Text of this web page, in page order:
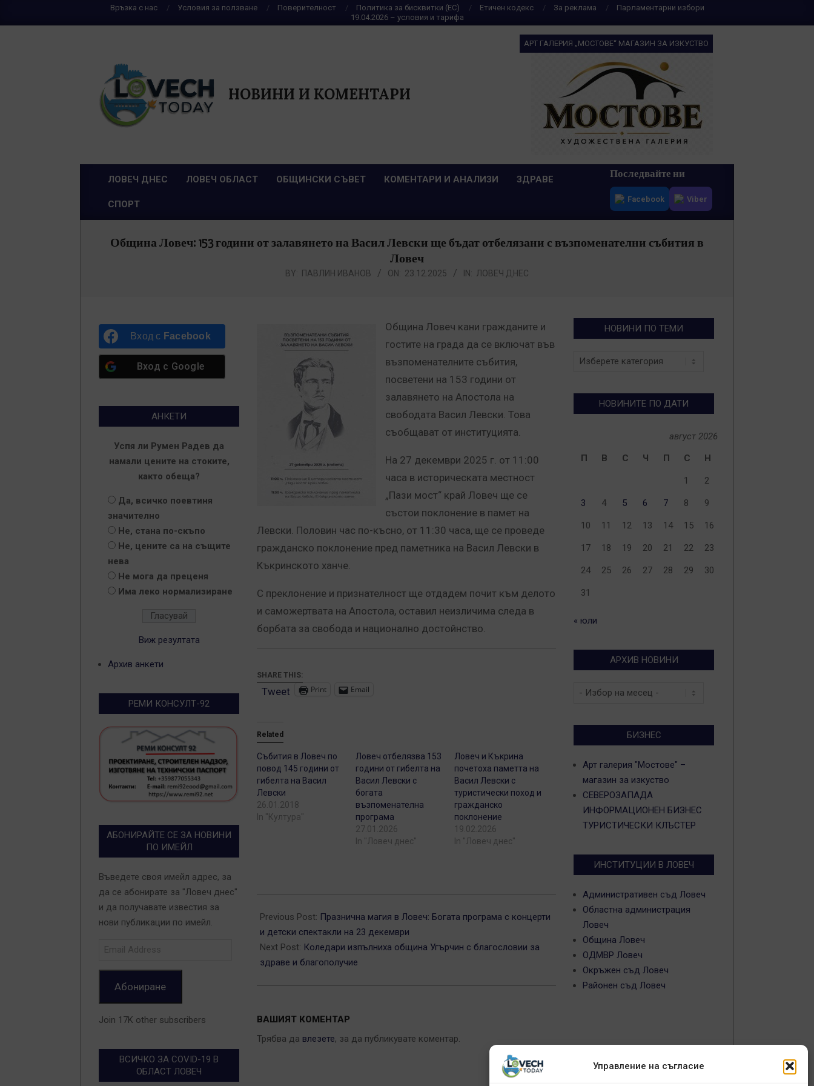
Управление на съгласие
Връзка с нас Условия за ползване Поверителност Политика за бисквитки (ЕС) Етичен кодекс За реклама
Парламентарни избори
19.04.2026 – условия и тарифа
НОВИНИ И КОМЕНТАРИ
АРТ ГАЛЕРИЯ „МОСТОВЕ“ МАГАЗИН ЗА ИЗКУСТВО
Primary
ЛОВЕЧ ДНЕС ЛОВЕЧ ОБЛАСТ ОБЩИНСКИ СЪВЕТ КОМЕНТАРИ И АНАЛИЗИ ЗДРАВЕ
СПОРТ
Последвайте ни
Facebook Viber
Община Ловеч: 153 години от залавянето на Васил Левски ще бъдат отбелязани с възпоменателни събития в
Ловеч
BY: ПАВЛИН ИВАНОВ ON: 23.12.2025 IN: ЛОВЕЧ ДНЕС
Община Ловеч кани гражданите и
гостите на града да се включат във
възпоменателните събития,
посветени на 153 години от
залавянето на Апостола на
свободата Васил Левски. Това
съобщават от институцията.
На 27 декември 2025 г. от 11:00
часа в историческата местност
„Пази мост“ край Ловеч ще се
състои поклонение в памет на
Левски. Половин час по-късно, от 11:30 часа, ще се проведе
гражданско поклонение пред паметника на Васил Левски в
Къкринското ханче.
С преклонение и признателност ще отдадем почит към делото
и саможертвата на Апостола, оставил неизличима следа в
борбата за свобода и национално достойнство.
SHARE THIS:
Tweet Print Email
Related
Събития в Ловеч по
повод 145 години от
гибелта на Васил
Левски
26.01.2018
In "Култура"
Ловеч отбелязва 153
години от гибелта на
Васил Левски с
богата
възпоменателна
програма
27.01.2026
In "Ловеч днес"
Ловеч и Къкрина
почетоха паметта на
Васил Левски с
туристически поход и
гражданско
поклонение
19.02.2026
In "Ловеч днес"
12-
23
Previous Post: Празнична магия в Ловеч: Богата програма с концерти
и детски спектакли на 23 декември
Next Post: Коледари изпълниха община Угърчин с благословии за
здраве и благополучие
ВАШИЯТ КОМЕНТАР
Трябва да влезете, за да публикувате коментар.
Вход с Facebook
Вход с Google
АНКЕТИ
Успя ли Румен Радев да
намали цените на стоките,
както обеща?
Да, всичко поевтиня
значително
Не, стана по-скъпо
Не, цените са на същите
нева
Не мога да преценя
Има леко нормализиране
Виж резултата
Архив анкети
РЕМИ КОНСУЛТ-92
АБОНИРАЙТЕ СЕ ЗА НОВИНИ
ПО ИМЕЙЛ
Въведете своя имейл адрес, за
да се абонирате за "Ловеч днес"
и да получавате известия за
нови публикации по имейл.
Абониране
Join 17K other subscribers
ВСИЧКО ЗА COVID-19 В
ОБЛАСТ ЛОВЕЧ
НОВИНИ ПО ТЕМИ
Новини
НОВИНИТЕ ПО ДАТИ
август 2026
П
В С Ч П С Н
1 2
3 4 5 6 7 8 9
10 11 12 13 14 15 16
17 18 19 20 21 22 23
24 25 26 27 28 29 30
31
« юли
АРХИВ НОВИНИ
Архив
БИЗНЕС
Арт галерия "Мостове" –
магазин за изкуство
СЕВЕРОЗАПАДА
ИНФОРМАЦИОНЕН БИЗНЕС
ТУРИСТИЧЕСКИ КЛЪСТЕР
ИНСТИТУЦИИ В ЛОВЕЧ
Административен съд Ловеч
Областна администрация
Ловеч
Община Ловеч
ОДМВР Ловеч
Окръжен съд Ловеч
Районен съд Ловеч